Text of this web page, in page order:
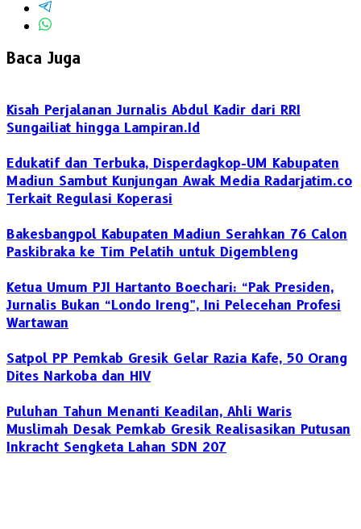
Baca Juga
Kisah Perjalanan Jurnalis Abdul Kadir dari RRI
Sungailiat hingga Lampiran.Id
Edukatif dan Terbuka, Disperdagkop-UM Kabupaten
Madiun Sambut Kunjungan Awak Media Radarjatim.co
Terkait Regulasi Koperasi
Bakesbangpol Kabupaten Madiun Serahkan 76 Calon
Paskibraka ke Tim Pelatih untuk Digembleng
Ketua Umum PJI Hartanto Boechari: “Pak Presiden,
Jurnalis Bukan “Londo Ireng”, Ini Pelecehan Profesi
Wartawan
Satpol PP Pemkab Gresik Gelar Razia Kafe, 50 Orang
Dites Narkoba dan HIV
‎Puluhan Tahun Menanti Keadilan, Ahli Waris
Muslimah Desak Pemkab Gresik Realisasikan Putusan
Inkracht Sengketa Lahan SDN 207